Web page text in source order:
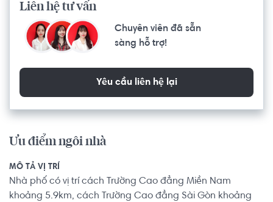
Liên hệ tư vấn
Chuyên viên đã sẵn
sàng hỗ trợ!
Yêu cầu liên hệ lại
Ưu điểm ngôi nhà
MÔ TẢ VỊ TRÍ
Nhà phố có vị trí cách Trường Cao đẳng Miền Nam
khoảng 5.9km, cách Trường Cao đẳng Sài Gòn khoảng